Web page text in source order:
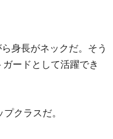
身長がネックだ。そう
ードとして活躍でき
クラスだ。